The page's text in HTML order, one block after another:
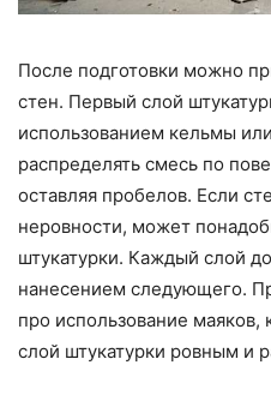
После подготовки можно
стен. Первый слой
использованием кельмы
распределять смесь по
оставляя пробелов. Если
неровности, может
штукатурки. Каждый слой
нанесением следующего.
про использование маяков,
слой штукатурки ровным и